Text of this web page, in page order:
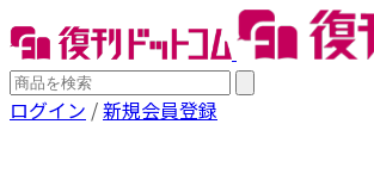
ログイン /新規会員登録